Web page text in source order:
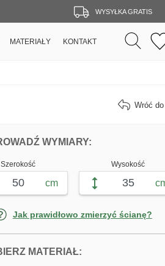
WYSYŁKA GRATIS
MATERIAŁY KONTAKT
Wróć
FOTOTAPETĘ
WYMIARY:FOTOTAPETY
Szerokość
cm
Wysokość
Jak prawidłowo zmierzyć ścianę?
MATERIAŁ:DLA